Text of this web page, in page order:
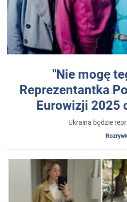
"Nie mogę
Reprezentantka
Eurowizji 2025
Ukraina będzie